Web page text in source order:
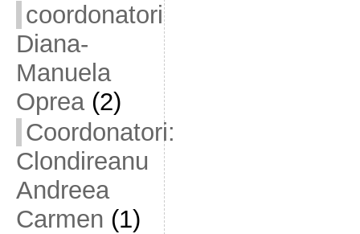
coordonatori
Diana-
Manuela
Oprea(2)
Coordonatori:
Clondireanu
Andreea
Carmen (1)